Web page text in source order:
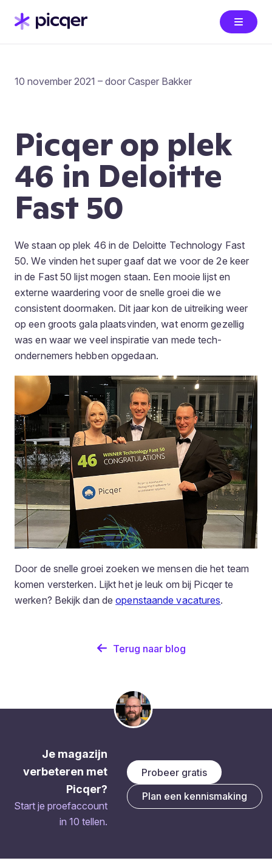
10 november 2021 – door Casper Bakker
Picqer op plek
46 in Deloitte
Fast 50
We staan op plek 46 in de Deloitte Technology Fast
50. We vinden het super gaaf dat we voor de 2e keer
in de Fast 50 lijst mogen staan. Een mooie lijst en
externe waardering voor de snelle groei die we
consistent doormaken. Dit jaar kon de uitreiking weer
op een groots gala plaatsvinden, wat enorm gezellig
was en waar we veel inspiratie van mede tech-
ondernemers hebben opgedaan.
Door de snelle groei zoeken we mensen die het team
komen versterken. Lijkt het je leuk om bij Picqer te
werken? Bekijk dan deopenstaande vacatures.
Terug naar blog
Je magazijn
verbeteren met
Picqer?
Start je proefaccount
in 10 tellen.
Probeer gratis
Plan een kennismaking